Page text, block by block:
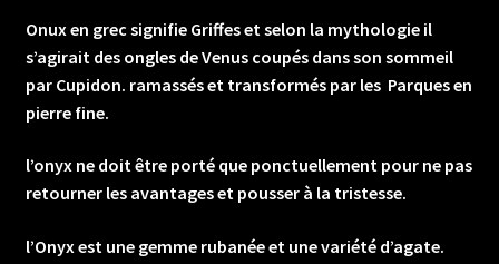
Onux en grec signifie Griffes et selon la mythologie il
s’agirait des ongles de Venus coupés dans son sommeil
par Cupidon. ramassés et transformés par les Parques en
pierre fine.
l’onyx ne doit être porté que ponctuellement pour ne pas
retourner les avantages et pousser à la tristesse.
l’Onyx est une gemme rubanée et une variété d’agate.